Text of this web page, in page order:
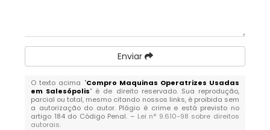
Enviar
O texto acima "Compro Maquinas Operatrizes Usadas
em Salesópolis" é de direito reservado. Sua reprodução,
parcial ou total, mesmo citando nossos links, é proibida sem
a autorização do autor. Plágio é crime e está previsto no
artigo 184 do Código Penal. – Lei n° 9.610-98 sobre direitos
autorais.